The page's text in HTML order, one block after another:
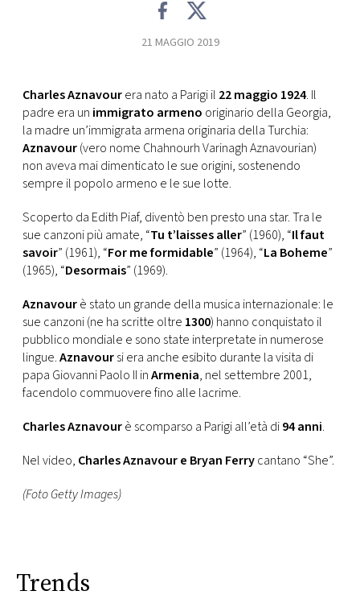
21 MAGGIO 2019
Charles Aznavourera nato a Parigi il 22 maggio 1924. Il
padre era un immigrato armeno originario della Georgia,
la madre un’immigrata armena originaria della Turchia:
Aznavour(vero nome Chahnourh Varinagh Aznavourian)
non aveva mai dimenticato le sue origini, sostenendo
sempre il popolo armeno e le sue lotte.
Scoperto da Edith Piaf, diventò ben presto una star. Tra le
sue canzoni più amate, “Tu t’laisses aller” (1960), “Il faut
savoir” (1961), “For me formidable” (1964), “La Boheme”
(1965), “Desormais” (1969).
Aznavourè stato un grande della musica internazionale: le
sue canzoni (ne ha scritte oltre 1300) hanno conquistato il
pubblico mondiale e sono state interpretate in numerose
lingue.Aznavoursi era anche esibito durante la visita di
papa Giovanni Paolo II inArmenia, nel settembre 2001,
facendolo commuovere fino alle lacrime.
Charles Aznavourè scomparso a Parigi all’età di94 anni.
Nel video, Charles Aznavour e Bryan Ferrycantano “She”.
(Foto Getty Images)
Trends